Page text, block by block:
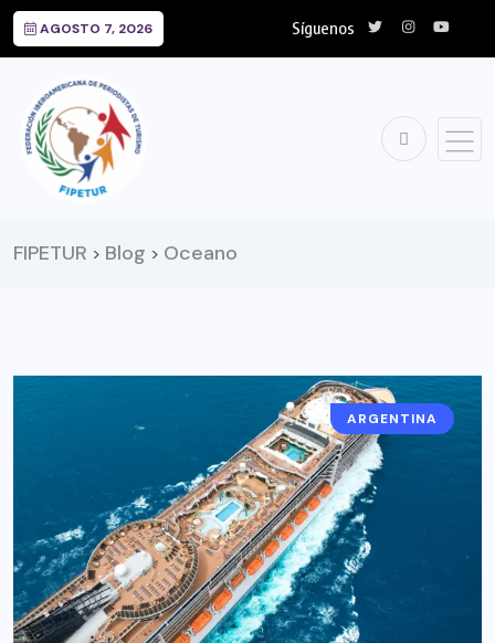
AGOSTO 7, 2026 Síguenos
FIPETUR > Blog > Oceano
ARGENTINA